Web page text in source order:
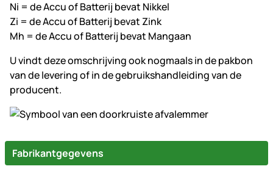
Ni = de Accu of Batterij bevat Nikkel
Zi = de Accu of Batterij bevat Zink
Mh = de Accu of Batterij bevat Mangaan
U vindt deze omschrijving ook nogmaals in de pakbon
van de levering of in de gebruikshandleiding van de
producent.
Fabrikantgegevens